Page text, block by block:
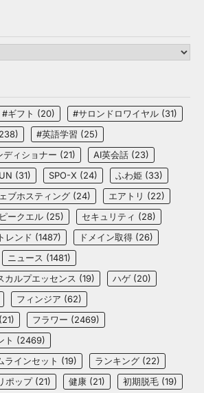
#ギフト (20) #サロンドロワイヤル (31)
#英語学習 (25)
ィショナー (21) AI英会話 (23)
(31) SPO-X (24) ふわ姫 (33)
ブホスティング (24) エアトリ (22)
ークエル (25) セキュリティ (28)
トレンド (1487) ドメイン取得 (26)
ニュース (1481)
カルプエッセンス (19) ハゲ (20)
フィンジア (62)
(21) フラワー (2469)
ト (2469)
ラインセット (19) ランキング (22)
ポップ(21) 健康 (21) 初期脱毛 (19)